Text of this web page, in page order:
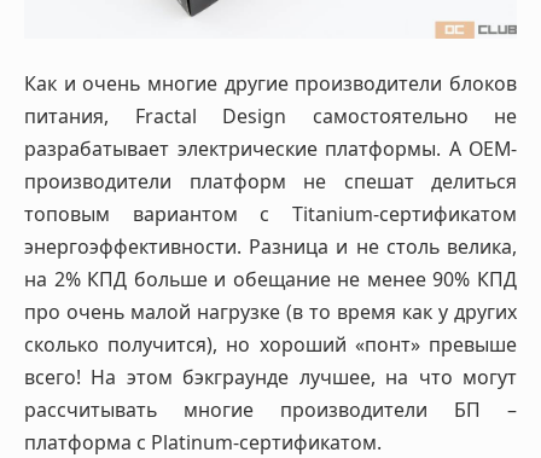
Как и очень многие другие производители блоков
питания, Fractal Design самостоятельно не
разрабатывает электрические платформы. А OEM-
производители платформ не спешат делиться
топовым вариантом с Titanium-сертификатом
энергоэффективности. Разница и не столь велика,
на 2% КПД больше и обещание не менее 90% КПД
про очень малой нагрузке (в то время как у других
сколько получится), но хороший «понт» превыше
всего! На этом бэкграунде лучшее, на что могут
рассчитывать многие производители БП –
платформа с Platinum-сертификатом.